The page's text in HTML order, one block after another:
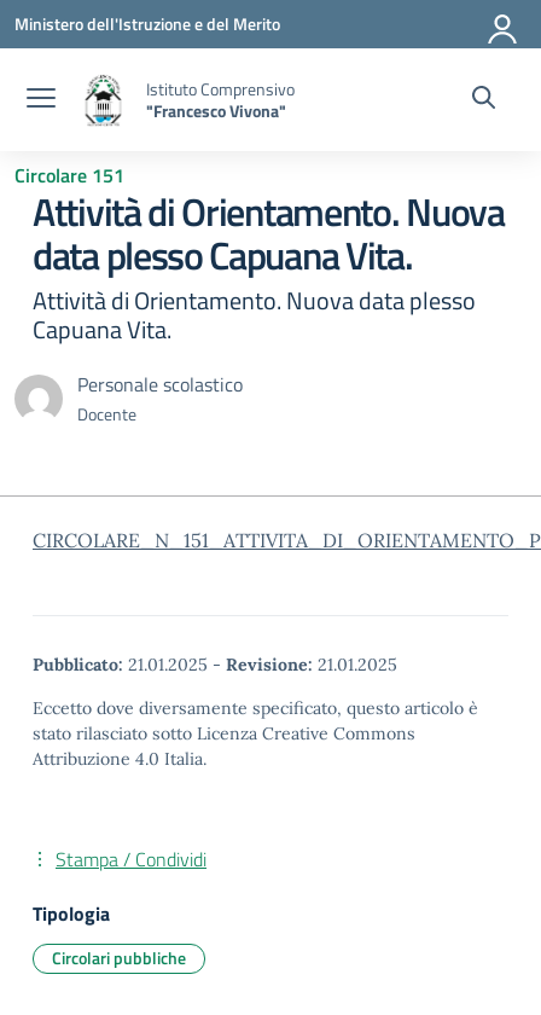
Vai ai contenuti
Vai al menu di navigazione
Vai al footer
Ministero dell'Istruzione e del Merito
Istituto Comprensivo
"Francesco Vivona"
Circolare 151
Attività di Orientamento. Nuova
data plesso Capuana Vita.
Attività di Orientamento. Nuova data plesso
Capuana Vita.
Personale scolastico
Docente
Pubblicato: 21.01.2025 - Revisione: 21.01.2025
Eccetto dove diversamente specificato, questo articolo è
stato rilasciato sotto Licenza Creative Commons
Attribuzione 4.0 Italia.
Stampa / Condividi
Tipologia
Circolari pubbliche